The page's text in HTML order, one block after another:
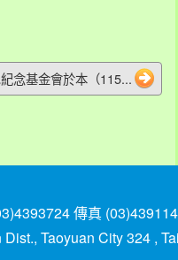
念基金會於本（115...
傳真
Taoyuan City 324 ,